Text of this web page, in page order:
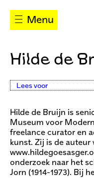
Menu
Hilde de
Lees voor
Hilde de Bruijn is
Museum voor
freelance curator en
kunst. Zij is de auteur
onderzoek naar het
Jorn (1914-1973). Bij